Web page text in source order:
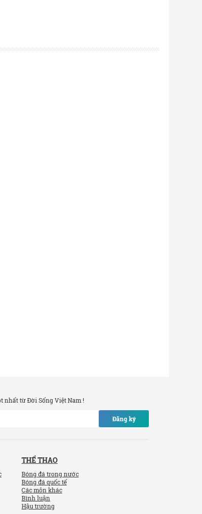
từ Đời Sống Việt Nam !
Đăng ký
THỂ THAO
Bóng đá trong nước
Bóng đá quốc tế
Các môn khác
Bình luận
Hậu trường